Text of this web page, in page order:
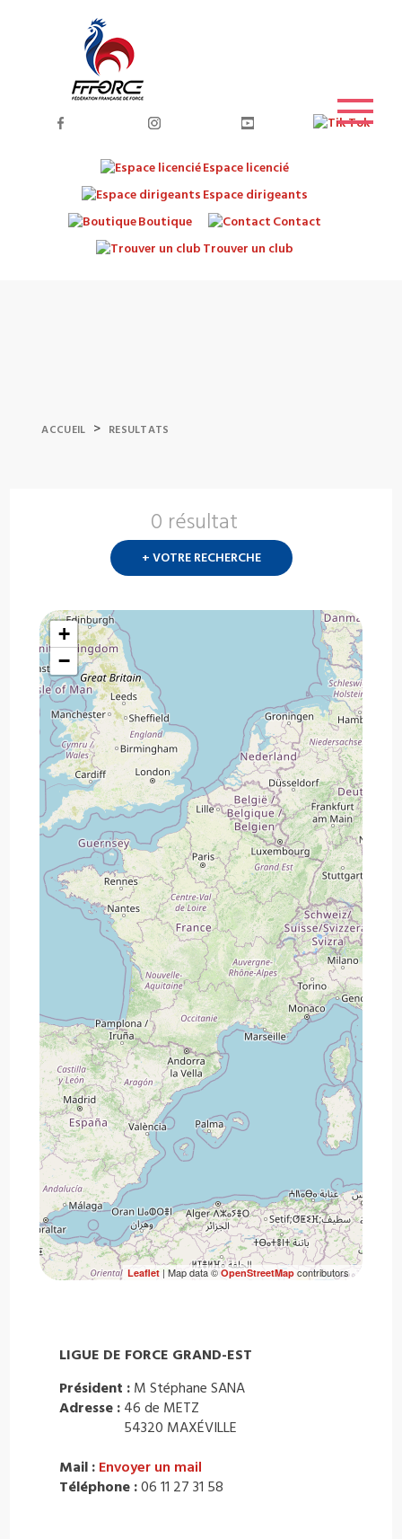
Espace licencié
Espace dirigeants
Boutique
Contact
Trouver un club
ACCUEIL > RESULTATS
0 résultat
+ VOTRE RECHERCHE
+
−
Leaflet| Map data ©OpenStreetMapcontributors
LIGUE DE FORCE GRAND-EST
Président : M Stéphane SANA
Adresse : 46 de METZ
54320 MAXÉVILLE
Mail : Envoyer un mail
Téléphone :06 11 27 31 58